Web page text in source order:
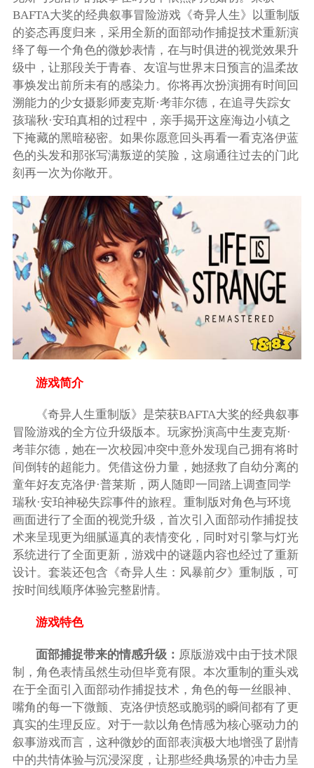
BAFTA大奖的经典叙事冒险游戏《奇异人生》以重制版
的姿态再度归来，采用全新的面部动作捕捉技术重新演
绎了每一个角色的微妙表情，在与时俱进的视觉效果升
级中，让那段关于青春、友谊与世界末日预言的温柔故
事焕发出前所未有的感染力。你将再次扮演拥有时间回
溯能力的少女摄影师麦克斯·考菲尔德，在追寻失踪女
孩瑞秋·安珀真相的过程中，亲手揭开这座海边小镇之
下掩藏的黑暗秘密。如果你愿意回头再看一看克洛伊蓝
色的头发和那张写满叛逆的笑脸，这扇通往过去的门此
刻再一次为你敞开。
游戏简介
《奇异人生重制版》是荣获BAFTA大奖的经典叙事
冒险游戏的全方位升级版本。玩家扮演高中生麦克斯·
考菲尔德，她在一次校园冲突中意外发现自己拥有将时
间倒转的超能力。凭借这份力量，她拯救了自幼分离的
童年好友克洛伊·普莱斯，两人随即一同踏上调查同学
瑞秋·安珀神秘失踪事件的旅程。重制版对角色与环境
画面进行了全面的视觉升级，首次引入面部动作捕捉技
术来呈现更为细腻逼真的表情变化，同时对引擎与灯光
系统进行了全面更新，游戏中的谜题内容也经过了重新
设计。套装还包含《奇异人生：风暴前夕》重制版，可
按时间线顺序体验完整剧情。
游戏特色
面部捕捉带来的情感升级： 原版游戏中由于技术限
制，角色表情虽然生动但毕竟有限。本次重制的重头戏
在于全面引入面部动作捕捉技术，角色的每一丝眼神、
嘴角的每一下微颤、克洛伊愤怒或脆弱的瞬间都有了更
真实的生理反应。对于一款以角色情感为核心驱动力的
叙事游戏而言，这种微妙的面部表演极大地增强了剧情
中的共情体验与沉浸深度，让那些经典场景的冲击力呈